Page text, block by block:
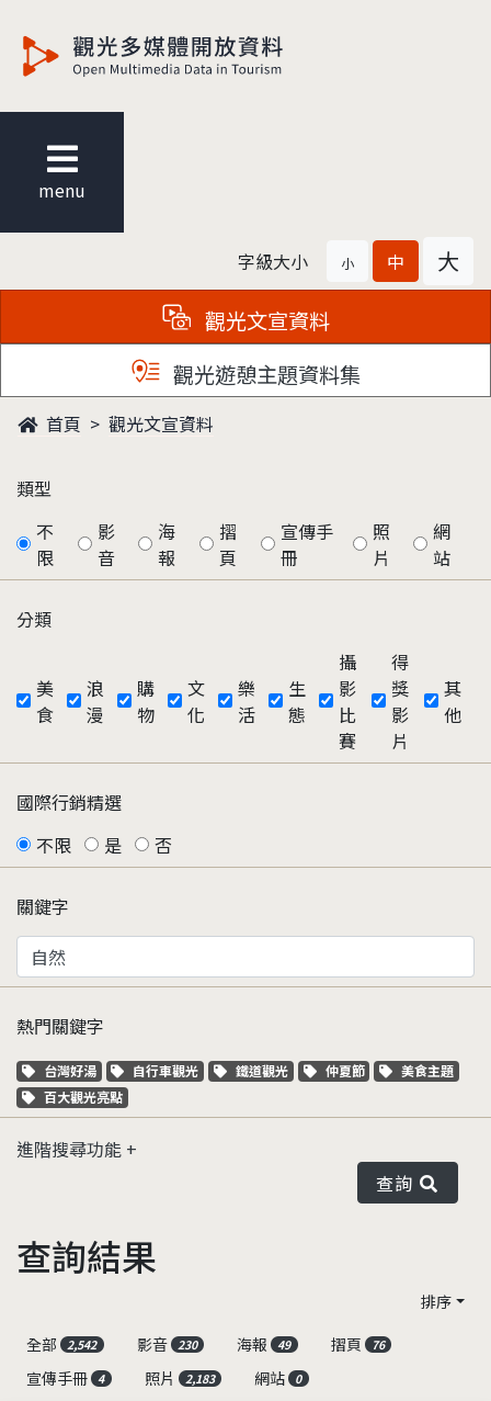
menu
字級大小 小 中 大
觀光文宣資料
觀光遊憩主題資料集
首頁 觀光文宣資料
類型
不
限
影
音
海
報
摺
頁
宣傳手
冊
照
片
網
站
分類
美
食
浪
漫
購
物
文
化
樂
活
生
態
攝
影
比
賽
得
獎
影
片
其
他
國際行銷精選
不限
是 否
關鍵字
熱門關鍵字
關鍵字標籤
台灣好湯 關鍵字標籤
自行車觀光 關鍵字標籤
鐵道觀光 關鍵字標籤
仲夏節 關鍵字標籤
美食主題
關鍵字標籤
百大觀光亮點
進階搜尋功能
查詢
查詢結果
排序
全部
2,542 影音 230 海報 49 摺頁 76
宣傳手冊 4 照片 2,183 網站 0